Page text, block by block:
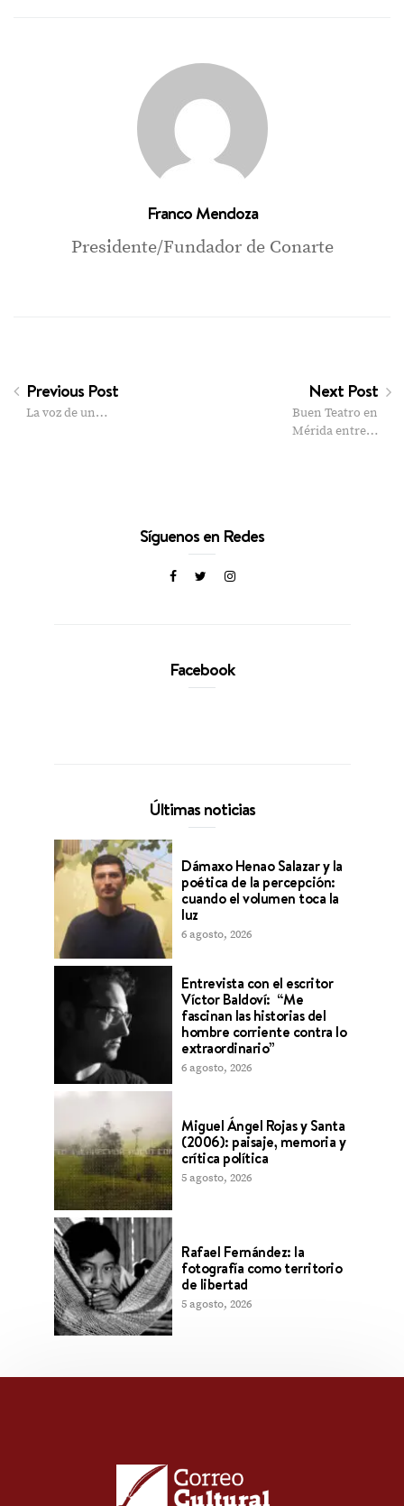
Franco Mendoza
Presidente/Fundador de Conarte
Previous Post
La voz de un…
Next Post
Buen Teatro en
Mérida entre…
Síguenos en Redes
Facebook
Últimas noticias
Dámaxo Henao Salazar y la
poética de la percepción:
cuando el volumen toca la
luz
6 agosto, 2026
Entrevista con el escritor
Víctor Baldoví: “Me
fascinan las historias del
hombre corriente contra lo
extraordinario”
6 agosto, 2026
Miguel Ángel Rojas y Santa
(2006): paisaje, memoria y
crítica política
5 agosto, 2026
Rafael Fernández: la
fotografía como territorio
de libertad
5 agosto, 2026